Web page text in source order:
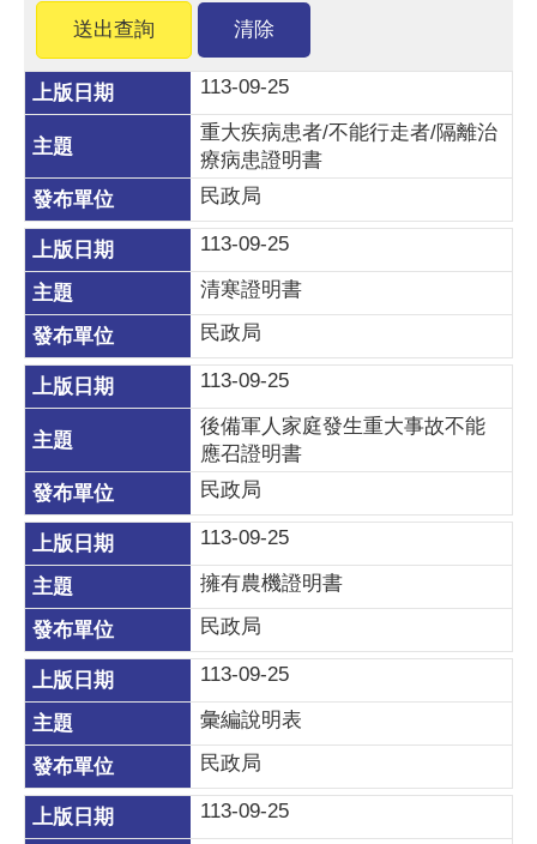
113-09-25
重大疾病患者/不能行走者/隔離治
療病患證明書
民政局
113-09-25
清寒證明書
民政局
113-09-25
後備軍人家庭發生重大事故不能
應召證明書
民政局
113-09-25
擁有農機證明書
民政局
113-09-25
彙編說明表
民政局
113-09-25